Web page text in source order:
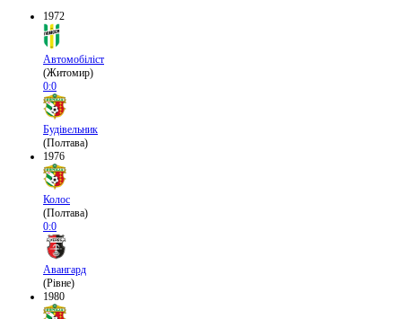
1972
Автомобіліст
(Житомир)
0:0
Будівельник
(Полтава)
1976
Колос
(Полтава)
0:0
Авангард
(Рівне)
1980